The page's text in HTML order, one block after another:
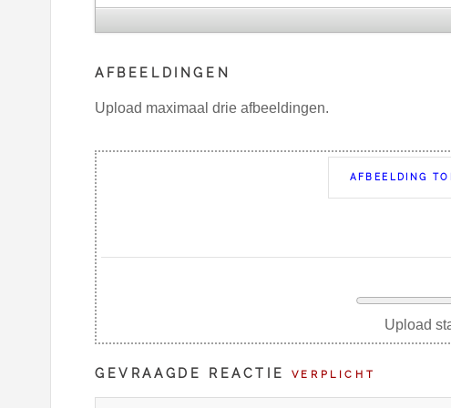
AFBEELDINGEN
Upload maximaal drie afbeeldingen.
AFBEELDING
Upload
GEVRAAGDE REACTIE VERPLICHT